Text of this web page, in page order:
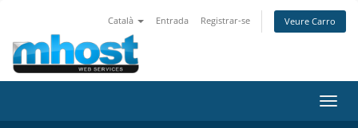
Català Entrada Registrar-se Veure Carro
la